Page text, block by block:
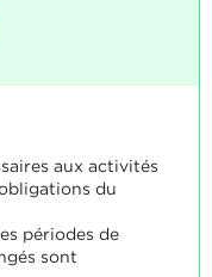
aux activités
du
périodes de
sont